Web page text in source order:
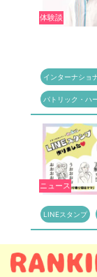
体験談
インターナショ
パトリック・ハ
ニュース
LINEスタンプ